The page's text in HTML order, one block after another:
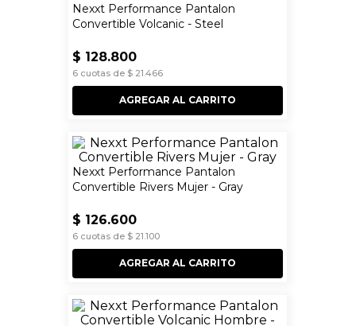
Nexxt Performance Pantalon
Convertible Volcanic - Steel
$ 128.800
6cuotas de $ 21 466
AGREGAR AL CARRITO
Nexxt Performance Pantalon
Convertible Rivers Mujer - Gray
$ 126.600
6cuotas de $ 21.100
AGREGAR AL CARRITO